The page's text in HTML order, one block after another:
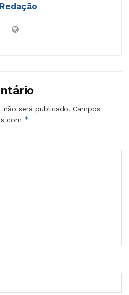
Redação
não será publicado. Campos
com *